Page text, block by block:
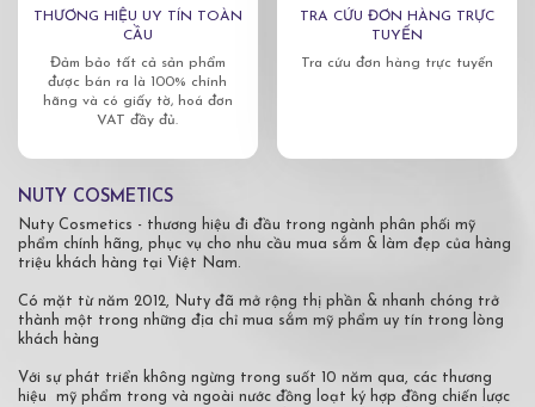
THƯƠNG HIỆU UY TÍN TOÀN
CẦU
Đảm bảo tất cả sản phẩm
được bán ra là 100% chính
hãng và có giấy tờ, hoá đơn
VAT đầy đủ.
TRA CỨU ĐƠN HÀNG TRỰC
TUYẾN
Tra cứu đơn hàng trực tuyến
NUTY COSMETICS
Nuty Cosmetics - thương hiệu đi đầu trong ngành phân phối mỹ
phẩm chính hãng, phục vụ cho nhu cầu mua sắm & làm đẹp của hàng
triệu khách hàng tại Việt Nam.
Có mặt từ năm 2012, Nuty đã mở rộng thị phần & nhanh chóng trở
thành một trong những địa chỉ mua sắm mỹ phẩm uy tín trong lòng
khách hàng
Với sự phát triển không ngừng trong suốt 10 năm qua, các thương
hiệu mỹ phẩm trong và ngoài nước đồng loạt ký hợp đồng chiến lược